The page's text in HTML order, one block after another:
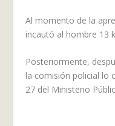
Al momento de la
incautó al hombre 13
Posteriormente,
la comisión policial lo
27 del Ministerio